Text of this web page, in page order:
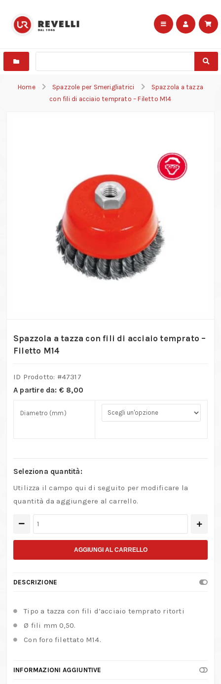
Home Spazzole per Smerigliatrici
Spazzola a tazza
con fili di acciaio temprato – Filetto M14
Spazzola a tazza con fili di acciaio temprato –
Filetto M14
ID Prodotto: #47317
A partire da: € 8,00
Diametro (mm)
Seleziona quantità:
Utilizza il campo qui di seguito per modificare la
quantità da aggiungere al carrello.
Spazzola
con
di
temprato
–
Filetto
quantità
AGGIUNGI AL CARRELLO
DESCRIZIONE
Tipo a tazza con fili d’acciaio temprato ritorti
Ø fili mm 0,50.
Con foro filettato M14.
INFORMAZIONI AGGIUNTIVE